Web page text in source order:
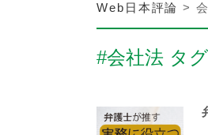
Web日本評論 >
#会社法 タ